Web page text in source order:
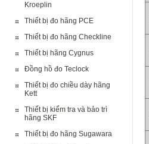
Kroeplin
Thiết bị đo hãng PCE
Thiết bị đo hãng Checkline
Thiết bị hãng Cygnus
Đồng hồ đo Teclock
Thiết bị đo chiều dày hãng
Kett
Thiết bị kiểm tra và bảo trì
hãng SKF
Thiết bị đo hãng Sugawara